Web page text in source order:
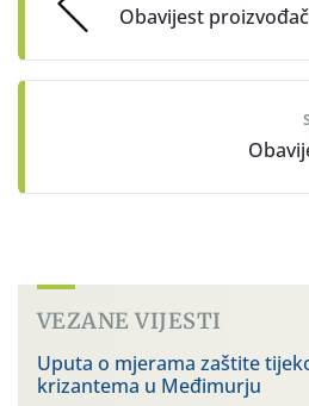
Obavijest
VEZANE VIJESTI
Uputa o mjerama zaštite
krizantema u Međimurju